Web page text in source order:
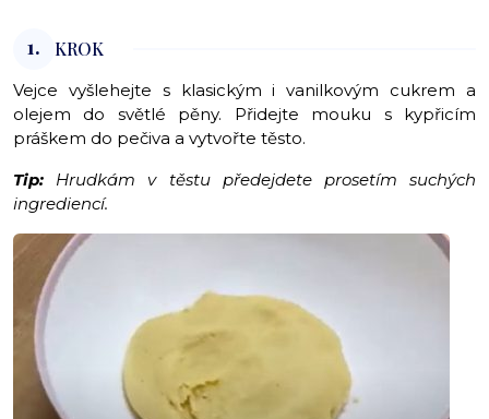
1. KROK
Vejce vyšlehejte s klasickým i vanilkovým cukrem a
olejem do světlé pěny. Přidejte mouku s kypřicím
práškem do pečiva a vytvořte těsto.
Tip: Hrudkám v těstu předejdete prosetím suchých
ingrediencí.